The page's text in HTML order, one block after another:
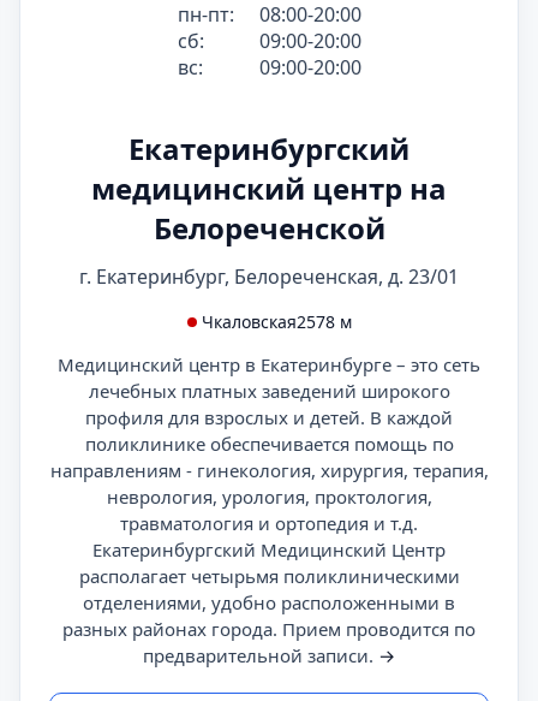
пн-пт:
08:00-20:00
сб:
09:00-20:00
вс:
09:00-20:00
Екатеринбургский
медицинский центр на
Белореченской
г. Екатеринбург, Белореченская, д. 23/01
Чкаловская2578 м
Медицинский центр в Екатеринбурге – это сеть
лечебных платных заведений широкого
профиля для взрослых и детей. В каждой
поликлинике обеспечивается помощь по
направлениям - гинекология, хирургия, терапия,
неврология, урология, проктология,
травматология и ортопедия и т.д.
Екатеринбургский Медицинский Центр
располагает четырьмя поликлиническими
отделениями, удобно расположенными в
разных районах города. Прием проводится по
предварительной записи. →